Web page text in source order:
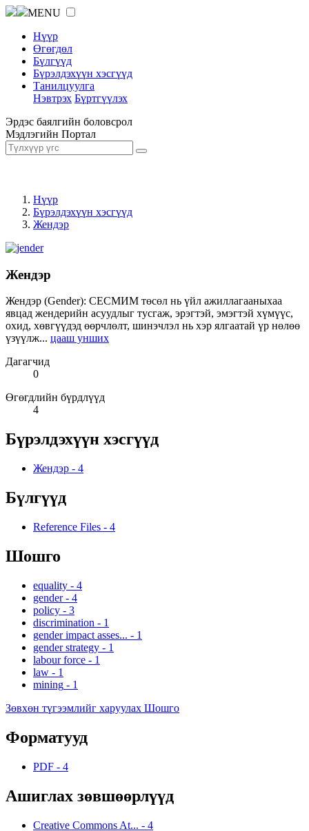
MENU
Нүүр
Өгөгдөл
Бүлгүүд
Бүрэлдэхүүн хэсгүүд
Танилцуулга
Нэвтрэх Бүртгүүлэх
Эрдэс баялгийн боловсрол
Мэдлэгийн Портал
Нүүр
Бүрэлдэхүүн хэсгүүд
Жендэр
Жендэр
Жендэр (Gender): СЕСМИМ төсөл нь үйл ажиллагааныхаа
явцад жендерийн асуудлыг тусгаж, эрэгтэй, эмэгтэй хүмүүс,
охид, хөвгүүдэд өөрчлөлт, шинэчлэл нь хэр ялгаатай үр нөлөө
үзүүлж... цааш унших
Дагагчид
0
Өгөгдлийн бүрдлүүд
4
Бүрэлдэхүүн хэсгүүд
Жендэр - 4
Бүлгүүд
Reference Files - 4
Шошго
equality - 4
gender - 4
policy - 3
discrimination - 1
gender impact asses... - 1
gender strategy - 1
labour force - 1
law - 1
mining - 1
Зөвхөн түгээмлийг харуулах Шошго
Форматууд
PDF - 4
Ашиглах зөвшөөрлүүд
Creative Commons At... - 4